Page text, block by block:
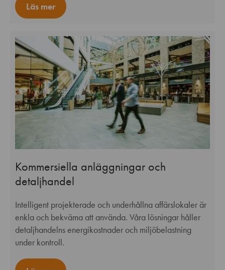
Läs mer
Kommersiella anläggningar och
detaljhandel
Intelligent projekterade och underhållna affärslokaler är
enkla och bekväma att använda. Våra lösningar håller
detaljhandelns energikostnader och miljöbelastning
under kontroll.